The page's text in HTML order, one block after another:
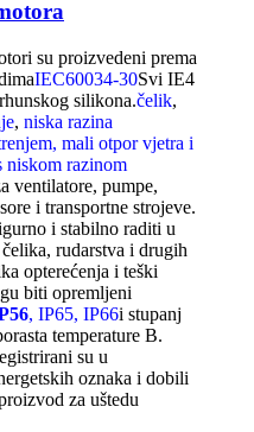
su proizvedeni prema
IEC60034-30Svi IE4
silikona.čelik,
, niska razina
mali otpor vjetra i
niskom razinom
ventilatore, pumpe,
i transportne strojeve.
i stabilno raditi u
rudarstva i drugih
opterećenja i teški
biti opremljeni
, IP65, IP66i stupanj
temperature B.
su u
oznaka i dobili
za uštedu